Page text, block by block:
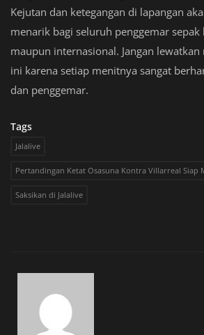
Kejutan dan ketegangan di lapangan
menarik bagi seluruh penggemar sepak
maupun internasional. Jangan
ini karena setiap menitnya sangat
dan penggemar.
Tags
Jalalive
Pertandingan Ketat Osasuna Kontra Villarreal Siap
Saksikan di Jalalive